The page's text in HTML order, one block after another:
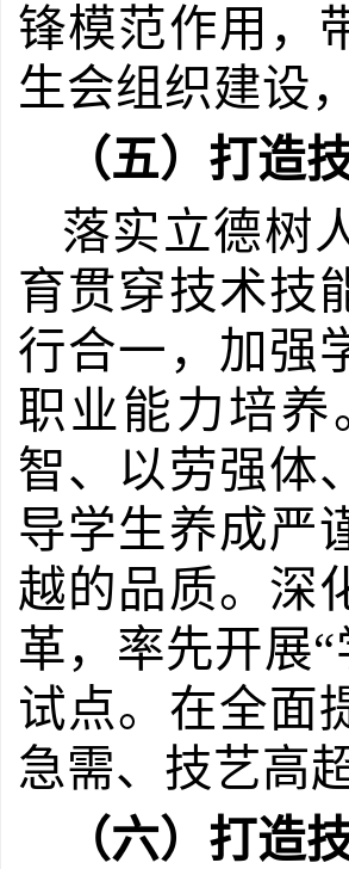
锋模范作用，
生会组织建设
（五）打造
落实立德树
育贯穿技术技
行合一，加强
职业能力培
智、以劳强体
导学生养成严
越的品质。深
革，率先开展
试点。在全面
急需、技艺高
（六）打造